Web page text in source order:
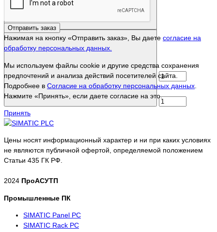
Отправить заказ
Нажимая на кнопку «Отправить заказ», Вы даете согласие на
обработку персональных данных.
Мы используем файлы cookie и другие средства сохранения
предпочтений и анализа действий посетителей сайта.
Подробнее в Согласие на обработку персональных данных
Нажмите «Принять», если даете согласие на это.
Принять
Цены носят информационный характер и ни при каких условиях
не являются публичной офертой, определяемой положением
Статьи 435 ГК РФ.
2024 ПроАСУТП
Промышленные ПК
SIMATIC Panel PС
SIMATIC Rack PC